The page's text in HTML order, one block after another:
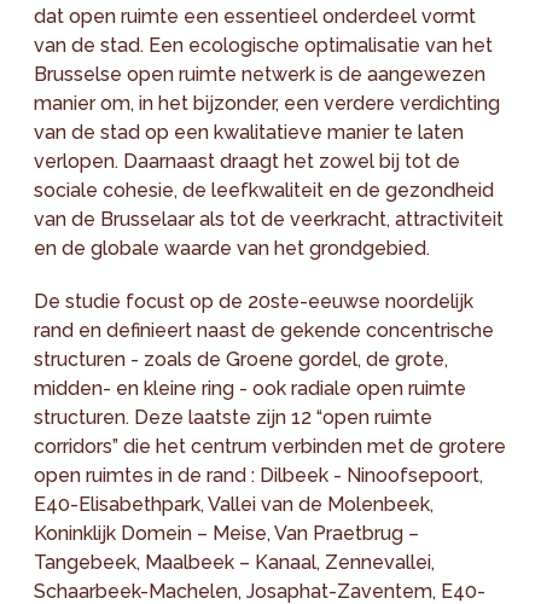
dat open ruimte een essentieel onderdeel vormt
van de stad. Een ecologische optimalisatie van het
Brusselse open ruimte netwerk is de aangewezen
manier om, in het bijzonder, een verdere verdichting
van de stad op een kwalitatieve manier te laten
verlopen. Daarnaast draagt het zowel bij tot de
sociale cohesie, de leefkwaliteit en de gezondheid
van de Brusselaar als tot de veerkracht, attractiviteit
en de globale waarde van het grondgebied.
De studie focust op de 20ste-eeuwse noordelijk
rand en definieert naast de gekende concentrische
structuren - zoals de Groene gordel, de grote,
midden- en kleine ring - ook radiale open ruimte
structuren. Deze laatste zijn 12 “open ruimte
corridors” die het centrum verbinden met de grotere
open ruimtes in de rand : Dilbeek - Ninoofsepoort,
E40-Elisabethpark, Vallei van de Molenbeek,
Koninklijk Domein – Meise, Van Praetbrug –
Tangebeek, Maalbeek – Kanaal, Zennevallei,
Schaarbeek-Machelen, Josaphat-Zaventem, E40-